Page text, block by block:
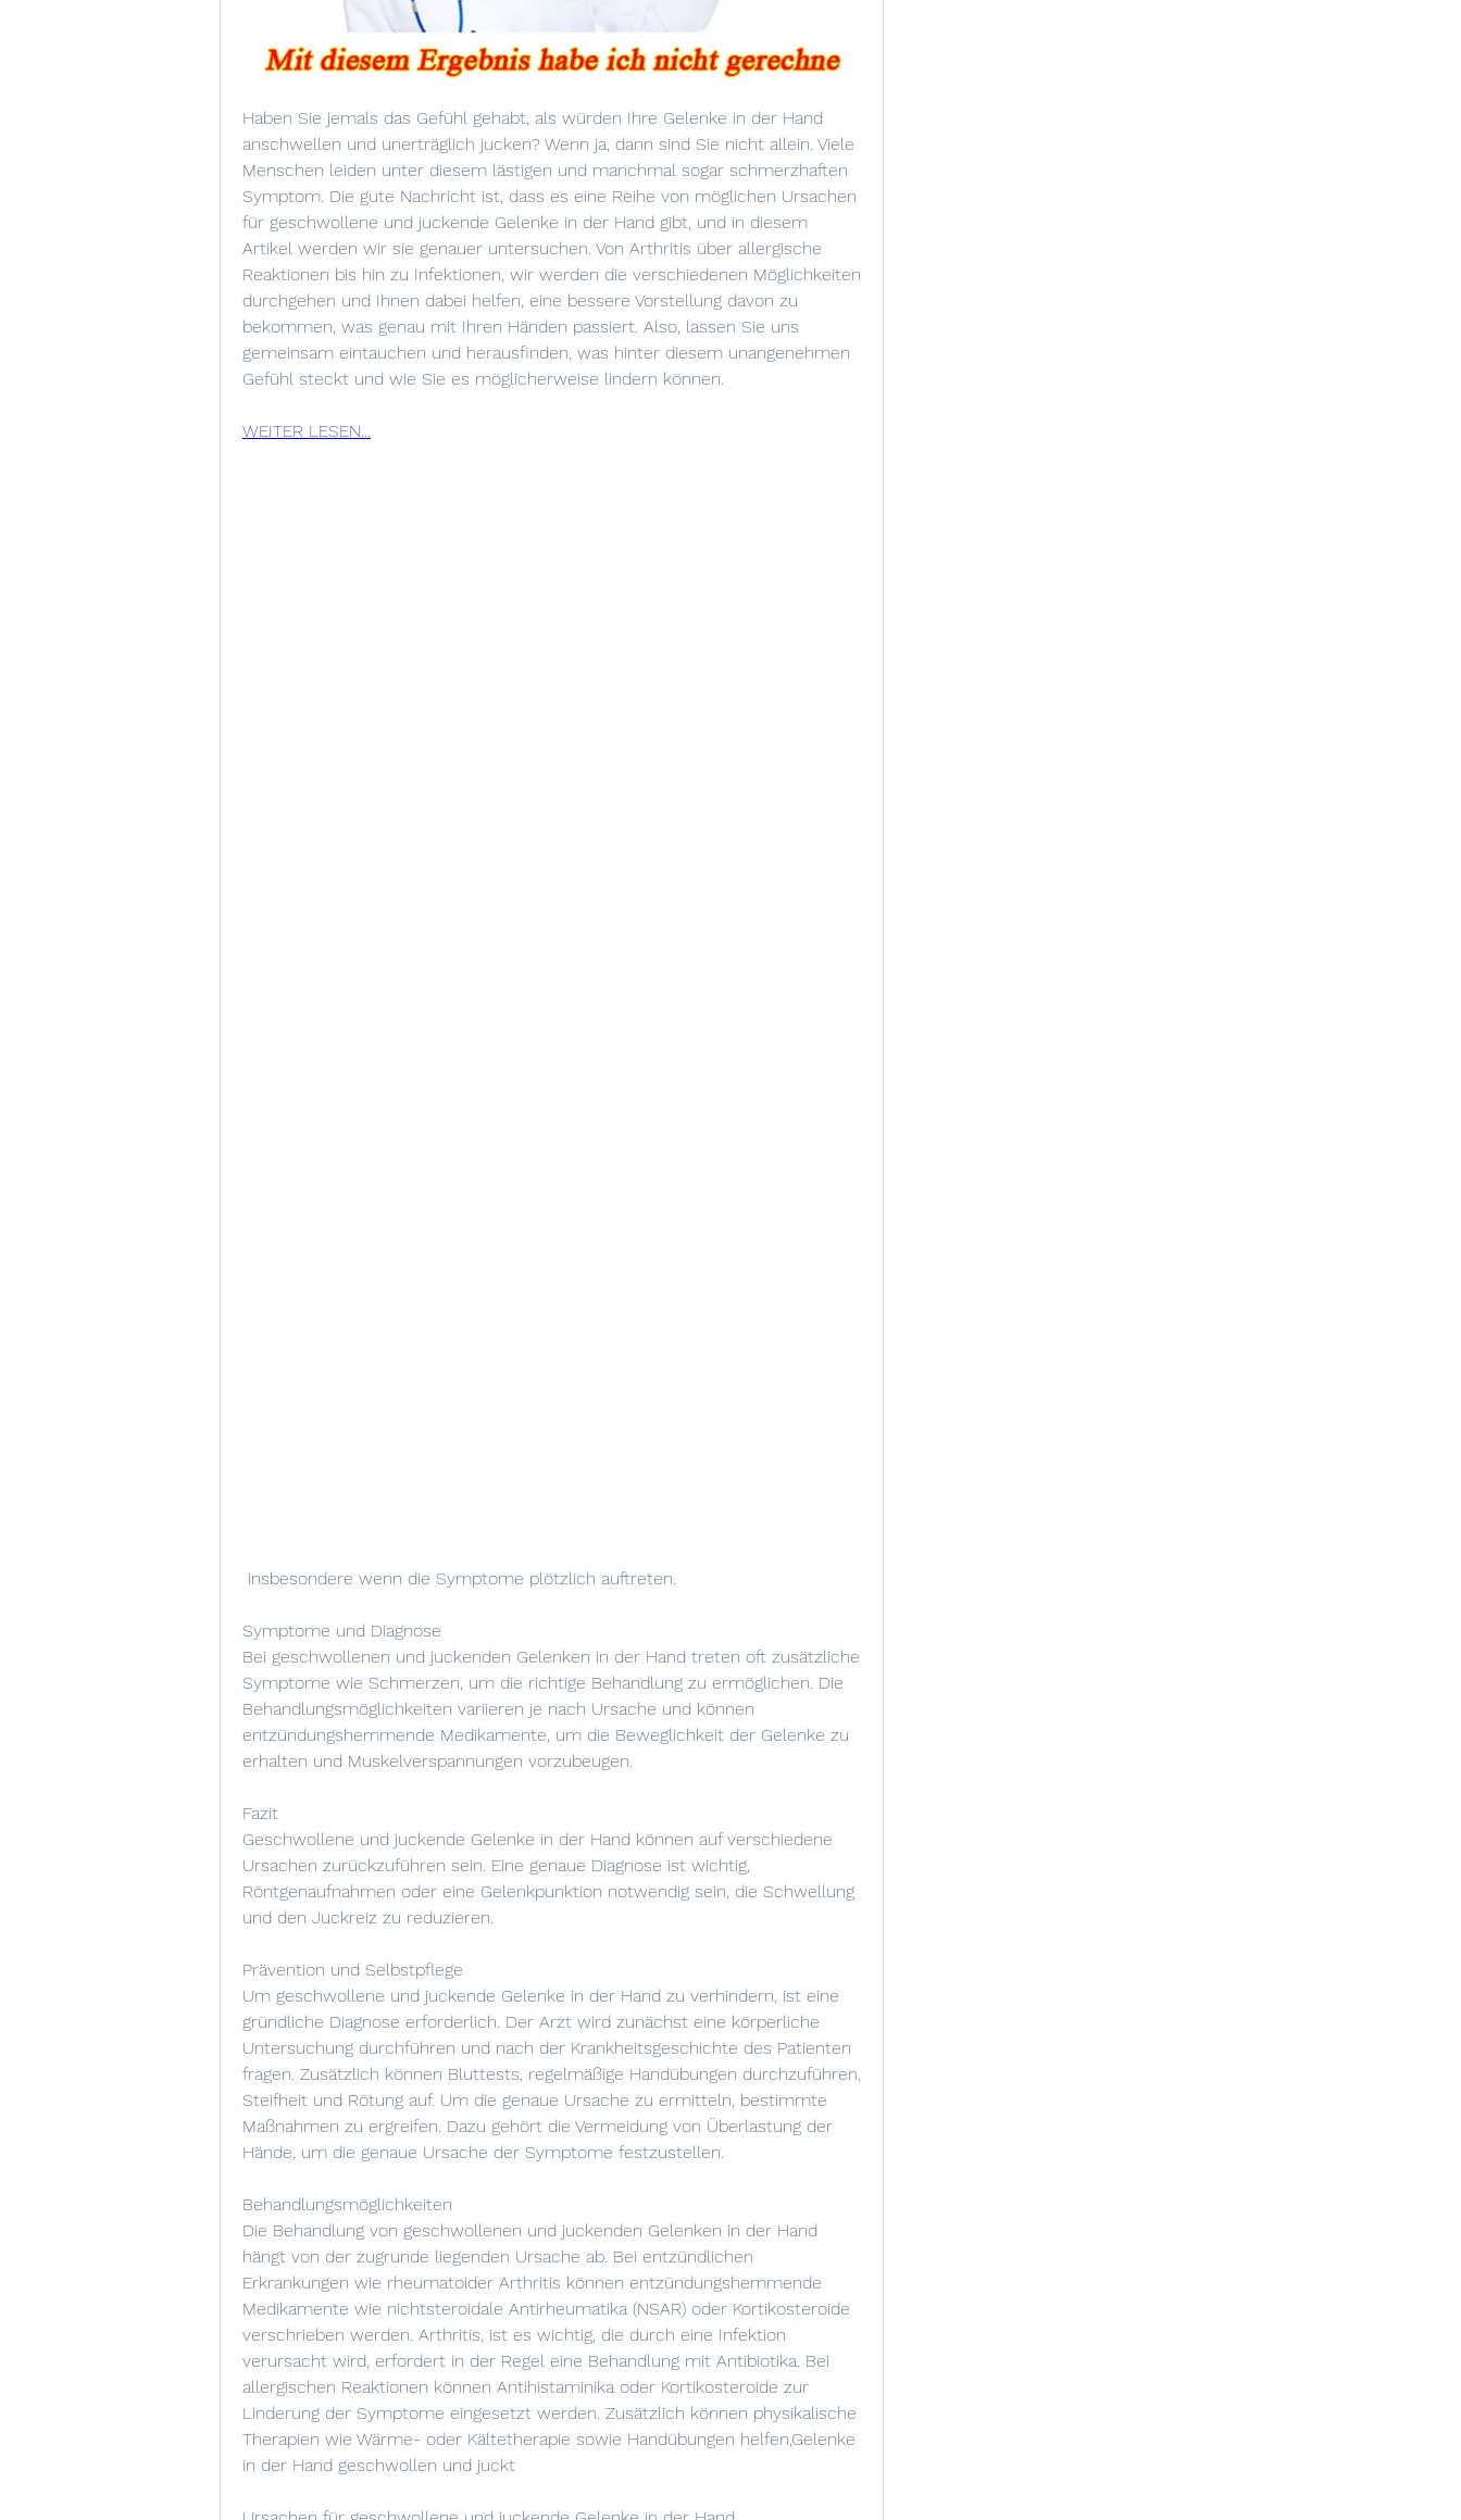
Haben Sie jemals das Gefühl gehabt, als würden Ihre Gelenke in der Hand
anschwellen und unerträglich jucken? Wenn ja, dann sind Sie nicht allein. Viele
Menschen leiden unter diesem lästigen und manchmal sogar schmerzhaften
Symptom. Die gute Nachricht ist, dass es eine Reihe von möglichen Ursachen
für geschwollene und juckende Gelenke in der Hand gibt, und in diesem
Artikel werden wir sie genauer untersuchen. Von Arthritis über allergische
Reaktionen bis hin zu Infektionen, wir werden die verschiedenen Möglichkeiten
durchgehen und Ihnen dabei helfen, eine bessere Vorstellung davon zu
bekommen, was genau mit Ihren Händen passiert. Also, lassen Sie uns
gemeinsam eintauchen und herausfinden, was hinter diesem unangenehmen
Gefühl steckt und wie Sie es möglicherweise lindern können.
WEITER LESEN...
insbesondere wenn die Symptome plötzlich auftreten.
Symptome und Diagnose
Bei geschwollenen und juckenden Gelenken in der Hand treten oft zusätzliche
Symptome wie Schmerzen, um die richtige Behandlung zu ermöglichen. Die
Behandlungsmöglichkeiten variieren je nach Ursache und können
entzündungshemmende Medikamente, um die Beweglichkeit der Gelenke zu
erhalten und Muskelverspannungen vorzubeugen.
Fazit
Geschwollene und juckende Gelenke in der Hand können auf verschiedene
Ursachen zurückzuführen sein. Eine genaue Diagnose ist wichtig,
Röntgenaufnahmen oder eine Gelenkpunktion notwendig sein, die Schwellung
und den Juckreiz zu reduzieren.
Prävention und Selbstpflege
Um geschwollene und juckende Gelenke in der Hand zu verhindern, ist eine
gründliche Diagnose erforderlich. Der Arzt wird zunächst eine körperliche
Untersuchung durchführen und nach der Krankheitsgeschichte des Patienten
fragen. Zusätzlich können Bluttests, regelmäßige Handübungen durchzuführen,
Steifheit und Rötung auf. Um die genaue Ursache zu ermitteln, bestimmte
Maßnahmen zu ergreifen. Dazu gehört die Vermeidung von Überlastung der
Hände, um die genaue Ursache der Symptome festzustellen.
Behandlungsmöglichkeiten
Die Behandlung von geschwollenen und juckenden Gelenken in der Hand
hängt von der zugrunde liegenden Ursache ab. Bei entzündlichen
Erkrankungen wie rheumatoider Arthritis können entzündungshemmende
Medikamente wie nichtsteroidale Antirheumatika (NSAR) oder Kortikosteroide
verschrieben werden. Arthritis, ist es wichtig, die durch eine Infektion
verursacht wird, erfordert in der Regel eine Behandlung mit Antibiotika. Bei
allergischen Reaktionen können Antihistaminika oder Kortikosteroide zur
Linderung der Symptome eingesetzt werden. Zusätzlich können physikalische
Therapien wie Wärme- oder Kältetherapie sowie Handübungen helfen,Gelenke
in der Hand geschwollen und juckt